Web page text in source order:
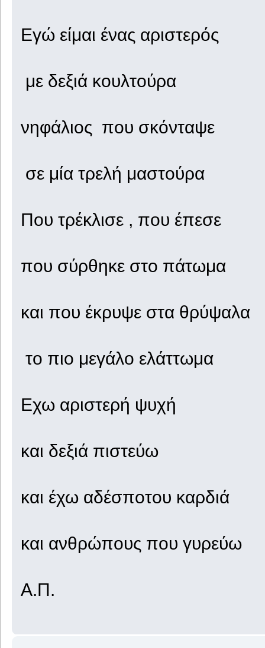
Εγώ είμαι ένας αριστερός
με δεξιά κουλτούρα
νηφάλιος που σκόνταψε
σε μία τρελή μαστούρα
Που τρέκλισε , που έπεσε
που σύρθηκε στο πάτωμα
και που έκρυψε στα θρύψαλα
το πιο μεγάλο ελάττωμα
Εχω αριστερή ψυχή
και δεξιά πιστεύω
και έχω αδέσποτου καρδιά
και ανθρώπους που γυρεύω
Α.Π.